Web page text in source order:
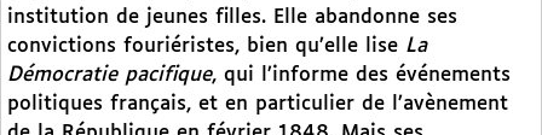
institution de jeunes filles. Elle abandonne ses
convictions fouriéristes, bien qu’elle lise La
Démocratie pacifique, qui l’informe des événements
politiques français, et en particulier de l’avènement